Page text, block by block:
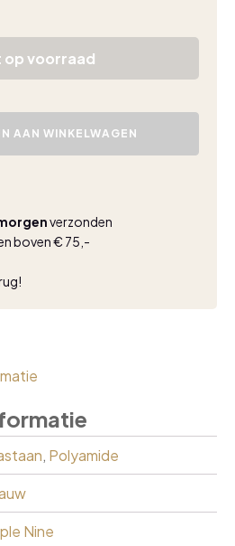
op voorraad
AAN WINKELWAGEN
verzonden
boven € 75,-
, Polyamide
Nine